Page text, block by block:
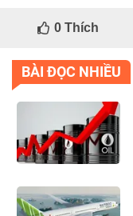
0Thích
BÀI ĐỌC NHIỀU